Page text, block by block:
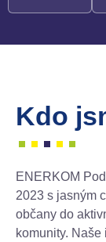
Kdo
ENERKOM
2023 s jasným
občany do
komunity.